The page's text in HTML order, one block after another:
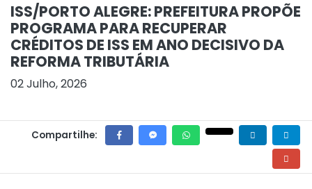
ISS/PORTO ALEGRE: PREFEITURA PROPÕE
PROGRAMA PARA RECUPERAR
CRÉDITOS DE ISS EM ANO DECISIVO DA
REFORMA TRIBUTÁRIA
02 Julho, 2026
Compartilhe: